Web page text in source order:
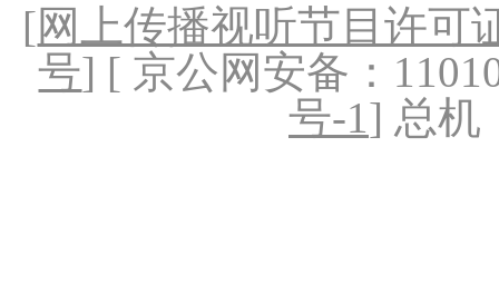
[网上传播视听节目许可
号] [ 京公网安备：
号-1] 总机